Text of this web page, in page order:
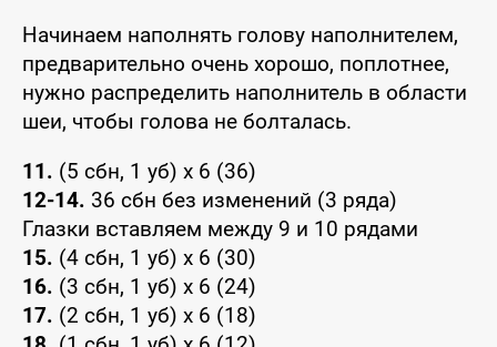
Начинаем наполнять голову наполнителем,
предварительно очень хорошо, поплотнее,
нужно распределить наполнитель в области
шеи, чтобы голова не болталась.
11. (5 сбн, 1 уб) x 6 (36)
12-14. 36 сбн без изменений (3 ряда)
Глазки вставляем между 9 и 10 рядами
15. (4 сбн, 1 уб) x 6 (30)
16. (3 сбн, 1 уб) x 6 (24)
17. (2 сбн, 1 уб) x 6 (18)